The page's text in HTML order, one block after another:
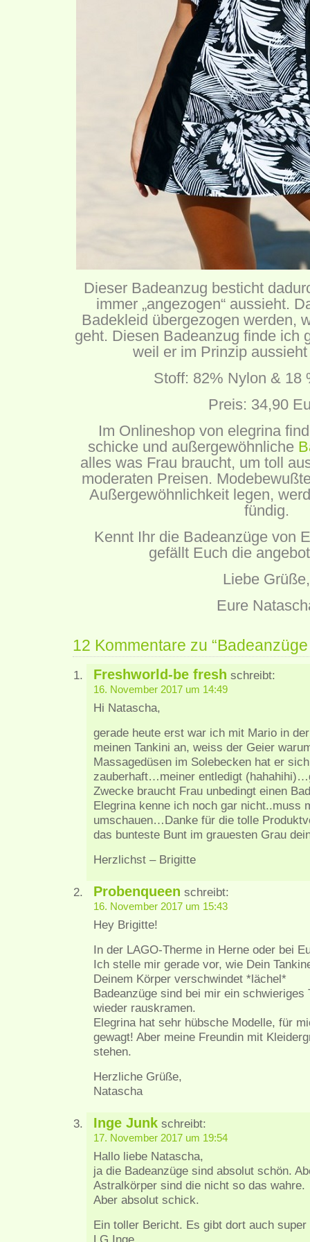
Dieser Badeanzug besticht
immer „angezogen“ aussieht.
Badekleid übergezogen werden,
geht. Diesen Badeanzug finde ich
weil er im Prinzip
Stoff: 82% Nylon & 18
Preis: 34,90
Im Onlineshop von elegrina
schicke und außergewöhnliche
alles was Frau braucht, um toll
moderaten Preisen.
Außergewöhnlichkeit legen,
fündig.
Kennt Ihr die Badeanzüge von
gefällt Euch die
Liebe Grüße,
Eure
12 Kommentare zu
Freshworld-be fresh schreibt:
16. November 2017 um 14:49
Hi Natascha,
gerade heute erst war ich mit Mario in
meinen Tankini an, weiss der Geier
Massagedüsen im Solebecken hat er
zauberhaft…meiner entledigt
Zwecke braucht Frau unbedingt einen
Elegrina kenne ich noch gar nicht..muss
umschauen…Danke für die tolle
das bunteste Bunt im grauesten Grau
Herzlichst – Brigitte
Probenqueen schreibt:
16. November 2017 um 15:43
Hey Brigitte!
In der LAGO-Therme in Herne oder bei
Ich stelle mir gerade vor, wie Dein
Deinem Körper verschwindet *lächel*
Badeanzüge sind bei mir ein schwieriges
wieder rauskramen.
Elegrina hat sehr hübsche Modelle, für
gewagt! Aber meine Freundin mit
stehen.
Herzliche Grüße,
Natascha
Inge Junk schreibt:
17. November 2017 um 19:54
Hallo liebe Natascha,
ja die Badeanzüge sind absolut schön.
Astralkörper sind die nicht so das wahre.
Aber absolut schick.
Ein toller Bericht. Es gibt dort auch